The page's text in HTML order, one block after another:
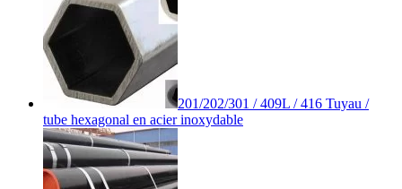
201/202/301 / 409L / 416 Tuyau /
tube hexagonal en acier inoxydable